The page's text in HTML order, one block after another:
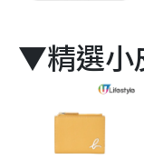
▼精選小